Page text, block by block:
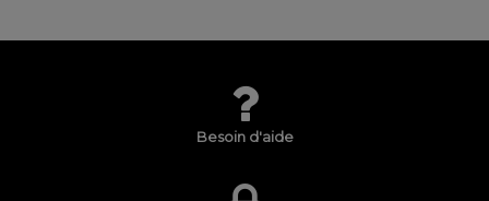
Besoin d'aide